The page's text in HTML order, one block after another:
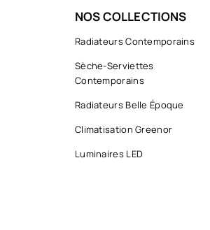
NOS COLLECTIONS
Radiateurs Contemporains
Sèche-Serviettes
Contemporains
Radiateurs Belle Époque
Climatisation Greenor
Luminaires LED
COLLECTIONS
Radiateurs Belle